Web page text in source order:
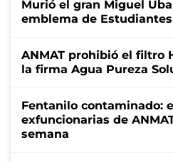
Murió el gran Miguel
emblema de
ANMAT prohibió el filtro
la firma Agua Pureza
Fentanilo contaminado:
exfuncionarias de
semana